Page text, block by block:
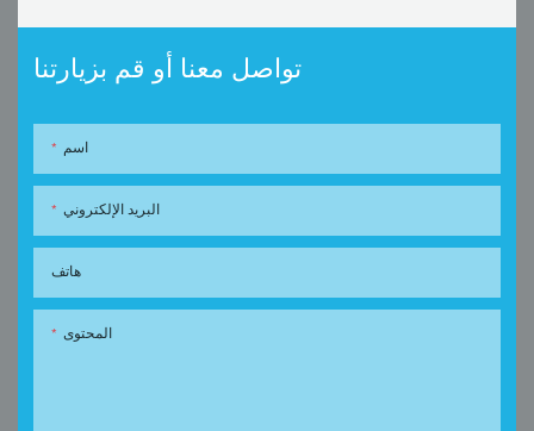
تواصل معنا أو قم بزيارتنا
اسم
البريد الإلكتروني
هاتف
المحتوى